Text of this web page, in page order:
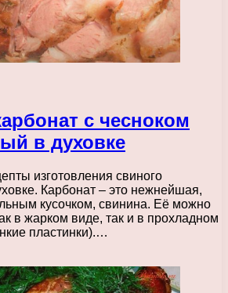
с чесноком
в духовке
изготовления свиного
Карбонат – это нежнейшая,
кусочком, свинина. Её можно
в жарком виде, так и в прохладном
пластинки).…